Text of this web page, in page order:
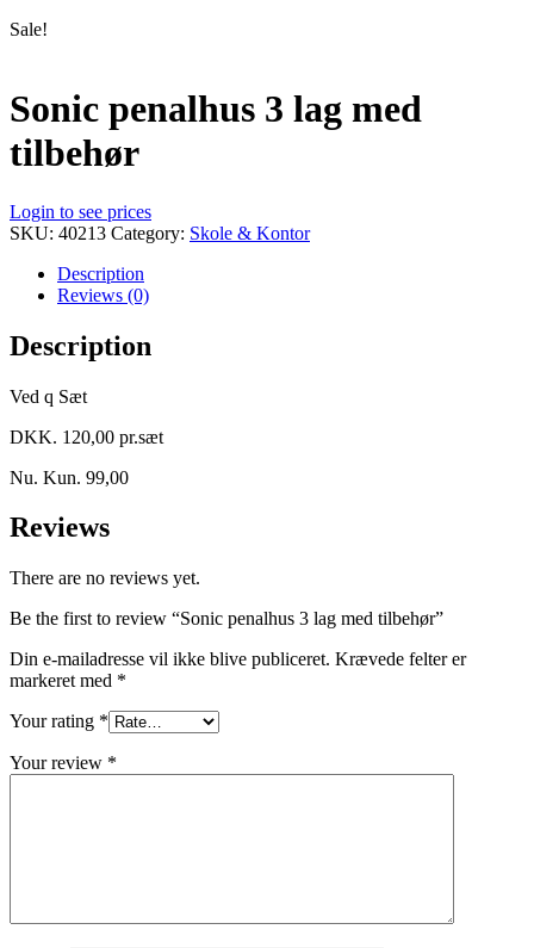
Sale!
Sonic penalhus 3 lag med
tilbehør
Login to see prices
SKU: 40213 Category: Skole & Kontor
Description
Reviews (0)
Description
Ved q Sæt
DKK. 120,00 pr.sæt
Nu. Kun. 99,00
Reviews
There are no reviews yet.
Be the first to review “Sonic penalhus 3 lag med tilbehør”
Din e-mailadresse vil ikke blive publiceret. Krævede felter er
markeret med *
Your rating *
Your review *